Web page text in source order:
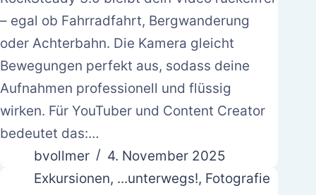
– egal ob Fahrradfahrt, Bergwanderung
oder Achterbahn. Die Kamera gleicht
Bewegungen perfekt aus, sodass deine
Aufnahmen professionell und flüssig
wirken. Für YouTuber und Content Creator
bedeutet das:…
bvollmer
4. November 2025
Exkursionen, ...unterwegs!, Fotografie